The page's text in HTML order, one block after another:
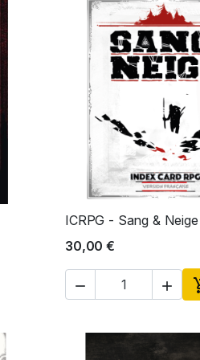
au panier
 Aperçu
ICRPG - Sang &
30,00 €
 